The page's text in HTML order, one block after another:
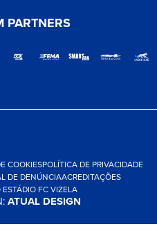
PARTNERS
COOKIESPOLÍTICA DE PRIVACIDADE
DE DENÚNCIAACREDITAÇÕES
FC VIZELA
ATUAL DESIGN